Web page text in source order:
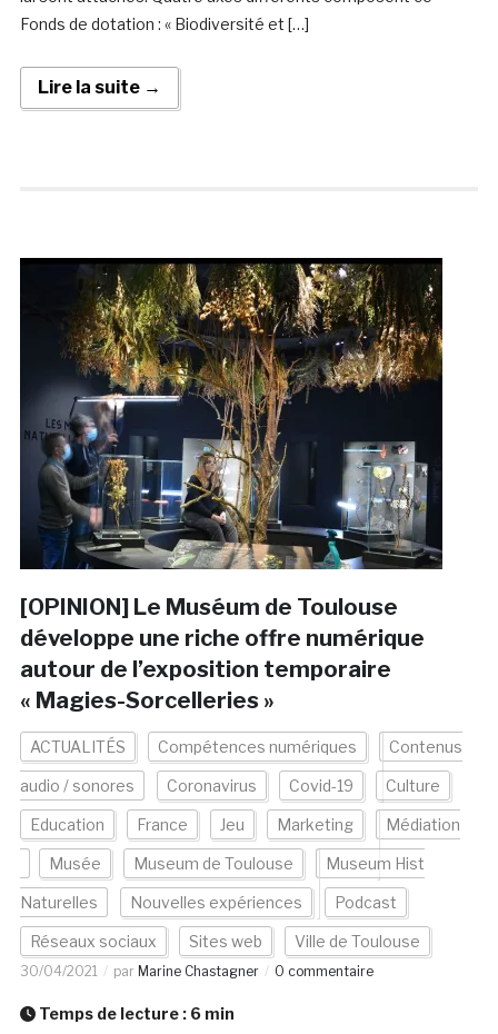
Fonds de dotation : « Biodiversité et […]
Lire la suite →
[OPINION] Le Muséum de Toulouse
développe une riche offre numérique
autour de l’exposition temporaire
« Magies-Sorcelleries »
ACTUALITÉS Compétences numériques Contenus
audio / sonores Coronavirus Covid-19 Culture
Education France Jeu Marketing Médiation
Musée Museum de Toulouse Museum Hist
Naturelles Nouvelles expériences Podcast
Réseaux sociaux Sites web Ville de Toulouse
30/04/2021 par Marine Chastagner 0 commentaire
Temps de lecture : 6 min